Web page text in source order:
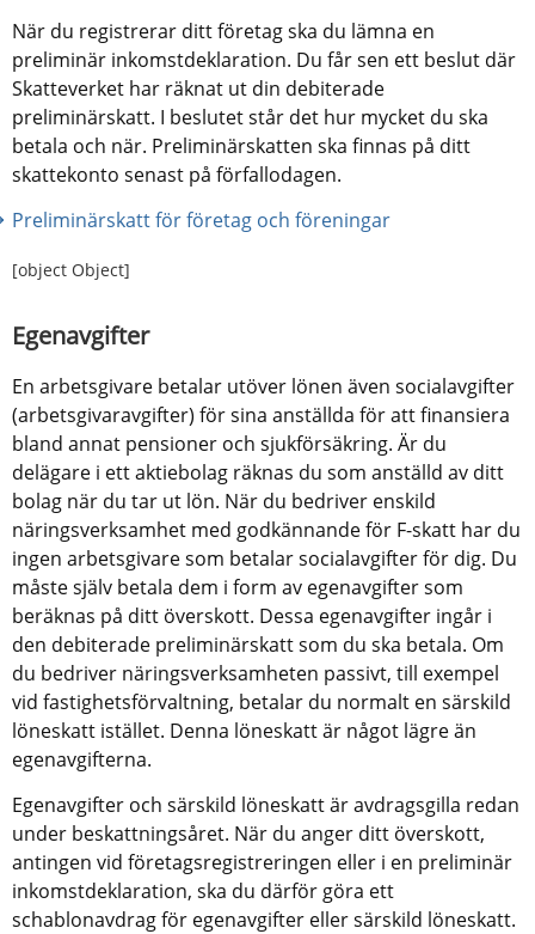
När du registrerar ditt företag ska du lämna en
preliminär inkomstdeklaration. Du får sen ett beslut där
Skatteverket har räknat ut din debiterade
preliminärskatt. I beslutet står det hur mycket du ska
betala och när. Preliminärskatten ska finnas på ditt
skattekonto senast på förfallodagen.
Preliminärskatt för företag och föreningar
[object Object]
Egenavgifter
En arbetsgivare betalar utöver lönen även socialavgifter
(arbetsgivaravgifter) för sina anställda för att finansiera
bland annat pensioner och sjukförsäkring. Är du
delägare i ett aktiebolag räknas du som anställd av ditt
bolag när du tar ut lön. När du bedriver enskild
näringsverksamhet med godkännande för F-skatt har du
ingen arbetsgivare som betalar socialavgifter för dig. Du
måste själv betala dem i form av egenavgifter som
beräknas på ditt överskott. Dessa egenavgifter ingår i
den debiterade preliminärskatt som du ska betala. Om
du bedriver näringsverksamheten passivt, till exempel
vid fastighetsförvaltning, betalar du normalt en särskild
löneskatt istället. Denna löneskatt är något lägre än
egenavgifterna.
Egenavgifter och särskild löneskatt är avdragsgilla redan
under beskattningsåret. När du anger ditt överskott,
antingen vid företagsregistreringen eller i en preliminär
inkomstdeklaration, ska du därför göra ett
schablonavdrag för egenavgifter eller särskild löneskatt.